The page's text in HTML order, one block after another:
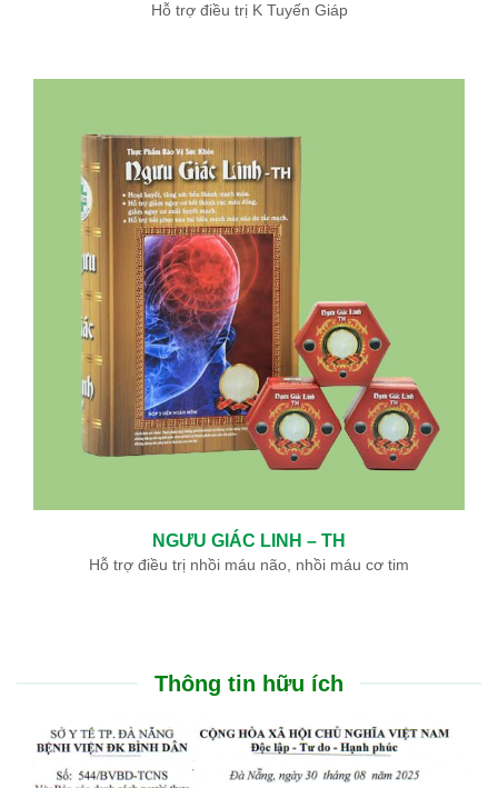
Hỗ trợ điều trị K Tuyến Giáp
NGƯU GIÁC LINH – TH
Hỗ trợ điều trị nhồi máu não, nhồi máu cơ tim
Thông tin hữu ích